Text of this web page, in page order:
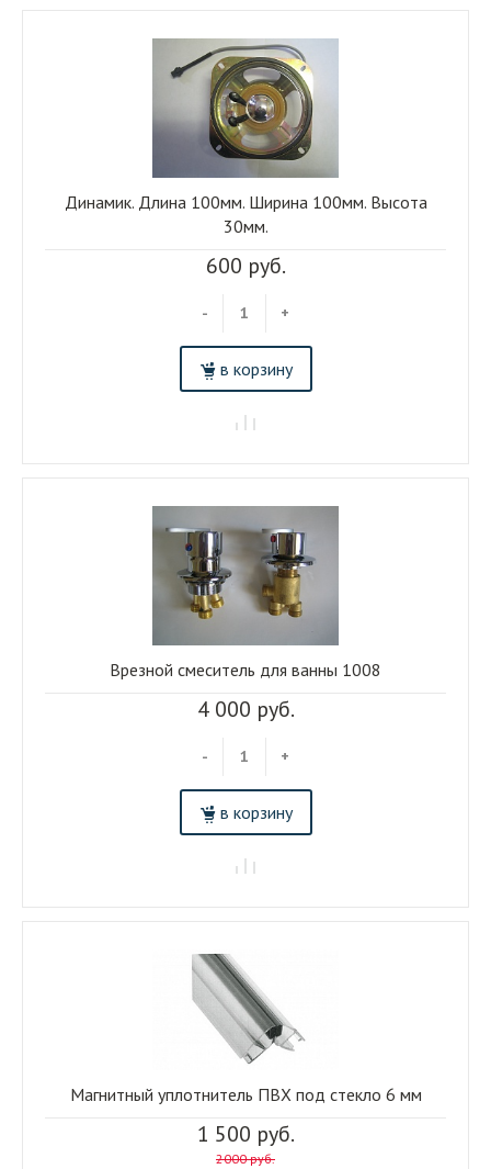
600 руб.
- +
в корзину
Динамик. Длина 100мм. Ширина 100мм. Высота
30мм.
4 000 руб.
- +
в корзину
Врезной смеситель для ванны 1008
1 500 руб.
2000 руб.
Магнитный уплотнитель ПВХ под стекло 6 мм